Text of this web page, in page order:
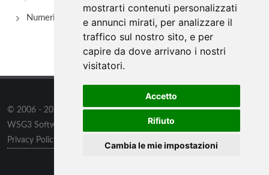
mostrarti contenuti personalizzati
e annunci mirati, per analizzare il
traffico sul nostro sito, e per
capire da dove arrivano i nostri
visitatori.
Accetto
Rifiuto
Cambia le mie impostazioni
Numeri Utili
© 2006 - 2026 WSG3 STUDIOtutti i diritti riservati. Powered by
WSG3 Software
Privacy Policy
Preferenze sui Cookies